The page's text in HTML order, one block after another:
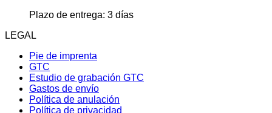
Plazo de entrega: 3 días
LEGAL
Pie de imprenta
GTC
Estudio de grabación GTC
Gastos de envío
Política de anulación
Política de privacidad